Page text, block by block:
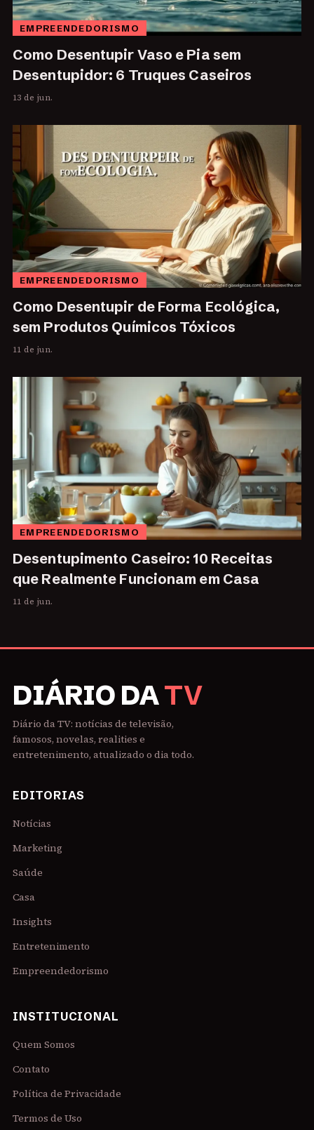
EMPREENDEDORISMO
Como Desentupir Vaso e Pia sem
Desentupidor: 6 Truques Caseiros
13 de jun.
EMPREENDEDORISMO
Como Desentupir de Forma Ecológica,
sem Produtos Químicos Tóxicos
11 de jun.
EMPREENDEDORISMO
Desentupimento Caseiro: 10 Receitas
que Realmente Funcionam em Casa
11 de jun.
DIÁRIO DATV
Diário da TV: notícias de televisão,
famosos, novelas, realities e
entretenimento, atualizado o dia todo.
EDITORIAS
Notícias
Marketing
Saúde
Casa
Insights
Entretenimento
Empreendedorismo
INSTITUCIONAL
Quem Somos
Contato
Política de Privacidade
Termos de Uso